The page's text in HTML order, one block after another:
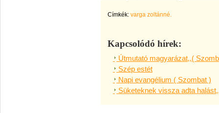
Címkék: varga zoltánné.
Kapcsolódó hírek:
Útmutató magyarázat,,(
Szép estét
Napi evangélium ( Szombat )
Süketeknek vissza adta